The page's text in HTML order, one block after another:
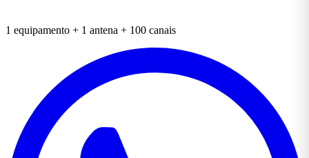
1 equipamento + 1 antena + 100 canais